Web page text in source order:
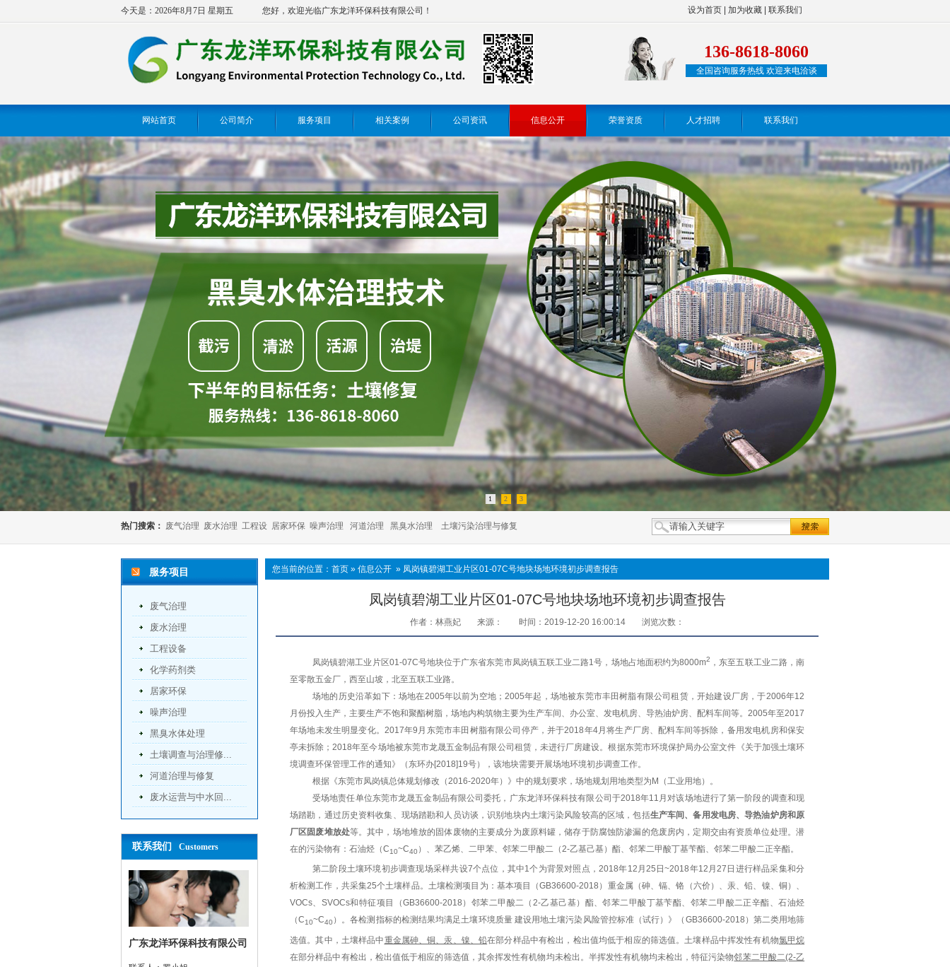
今天是：2026年8月7日 星期五 您好，欢迎光临广东龙洋环保科技有限公司！ 设为首页 加为收藏 联系我们
136-8618-8060
全国咨询服务热线 欢迎来电洽谈
网站首页 公司简介 服务项目 相关案例 公司资讯 信息公开 荣誉资质 人才招聘 联系我们
1 2 3
热门搜索： 废气治理 废水治理 工程设 居家环保 噪声治理 河道治理 黑臭水治理 土壤污染治理与修复
服务项目
废气治理
废水治理
工程设备
化学药剂类
居家环保
噪声治理
黑臭水体处理
土壤调查与治理修...
河道治理与修复
废水运营与中水回...
联系我们 Customers
广东龙洋环保科技有限公司
您当前的位置： 首页 » 信息公开 » 凤岗镇碧湖工业片区01-07C号地块场地环境初步调查报告
凤岗镇碧湖工业片区01-07C号地块场地环境初步调查报告
作者：林燕妃 来源： 时间：2019-12-20 16:00:14 浏览次数：
凤岗镇碧湖工业片区01-07C号地块位于广东省东莞市凤岗镇五联工业二路1号，场地占地面积约为8000m2 ， 东至五联工业二路，南
至零散五金厂，西至山坡，北至五联工业路。
场地的历史沿革如下：场地在2005年以前为空地； 2005年起，场地被东莞市丰田树脂有限公司租赁，开始建设厂房，于2006年12
月份投入生产，主要生产不饱和聚酯树脂，场地内构筑物主要为生产车间、办公室、发电机房、导热油炉房、配料车间等。 2005年至2017
年场地未发生明显变化。 2017年9 月东莞市丰田树脂有限公司停产，并于2018年4月将生产厂房、配料车间等拆除，备用发电机房和保安
亭未拆除；2018年至今场地被东莞市龙晟五金制品有限公司租赁，未进行厂房建设。根据东莞市环境保护局办公室文件《关于加强土壤环
境调查环保管理工作的通知》（东环办[2018]19号），该地块需要开展场地环境初步调查工作。
根据 《东莞市凤岗镇总体规划修改（2016-2020年） 》中的规划要求 ， 场地规划用地类型为M （工业用地） 。
受场地责任单位东莞市龙晟五金制品有限公司委托，广东龙洋环保科技有限公司于2018年11 月对该场地进行了第一阶段的调查和现
场踏勘，通过历史资料收集、现场踏勘和人员访谈，识别地块内土壤污染风险较高的区域，包括生产车间、备用发电房、导热油炉房和原
厂区固废堆放处等。其中，场地堆放的固体废物的主要成分为废原料罐，储存于防腐蚀防渗漏的危废房内，定期交由有资质单位处理。潜
在的污染物有：石油烃（C10~C40 ）、苯乙烯、二甲苯、邻苯二甲酸二（2-乙基己基）酯、邻苯二甲酸丁基苄酯、邻苯二甲酸二正辛酯。
第二阶段土壤环境初步调查现场采样共设7个点位，其中1个为背景对照点，2018年12 月 25 日~2018年12 月27 日进行样品采集和分
析检测工作，共采集25个土壤样品。土壤检测项目为：基本项目（GB36600-2018 ）重金属（砷、镉、铬（六价）、汞、铅、镍、铜）、
VOCs、 SVOCs和特征项目（GB36600-2018 ）邻苯二甲酸二（ 2-乙基己基）酯、邻苯二甲酸丁基苄酯、邻苯二甲酸二正辛酯、石油烃
（C10~C40 ）。各检测指标的检测结果均满足土壤环境质量 建设用地土壤污染风险管控标准（试行）》（ GB36600-2018 ）第二类用地筛
选值。其中， 土壤样品中重金属砷、铜、汞、镍、铅在部分样品中有检出， 检出值均低于相应的筛选值。土壤样品中挥发性有机物氯甲烷
在部分样品中有检出，检出值低于相应的筛选值，其余挥发性有机物均未检出。 半挥发性有机物均未检出，特征污染物邻苯二甲酸二(2-乙